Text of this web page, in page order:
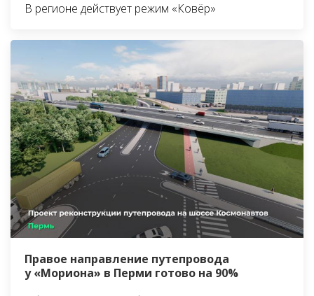
В регионе действует режим «Ковёр»
Правое направление путепровода
у «Мориона» в Перми готово на 90%